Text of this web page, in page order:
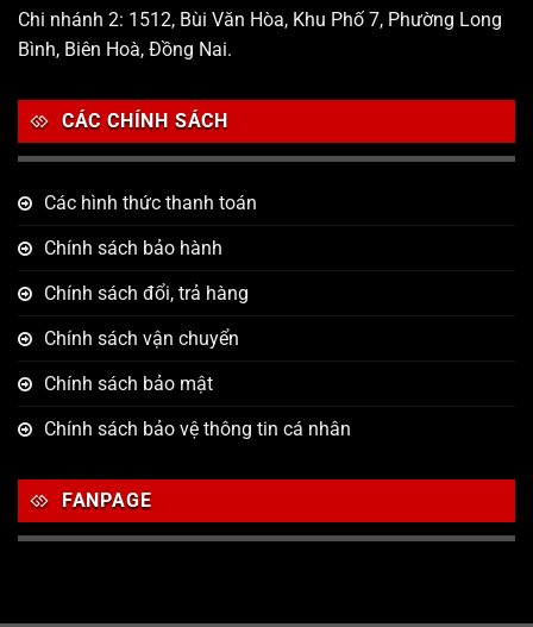
Chi nhánh 2: 1512, Bùi Văn Hòa, Khu Phố 7, Phường Long
Bình, Biên Hoà, Đồng Nai.
CÁC CHÍNH SÁCH
Các hình thức thanh toán
Chính sách bảo hành
Chính sách đổi, trả hàng
Chính sách vận chuyển
Chính sách bảo mật
Chính sách bảo vệ thông tin cá nhân
FANPAGE